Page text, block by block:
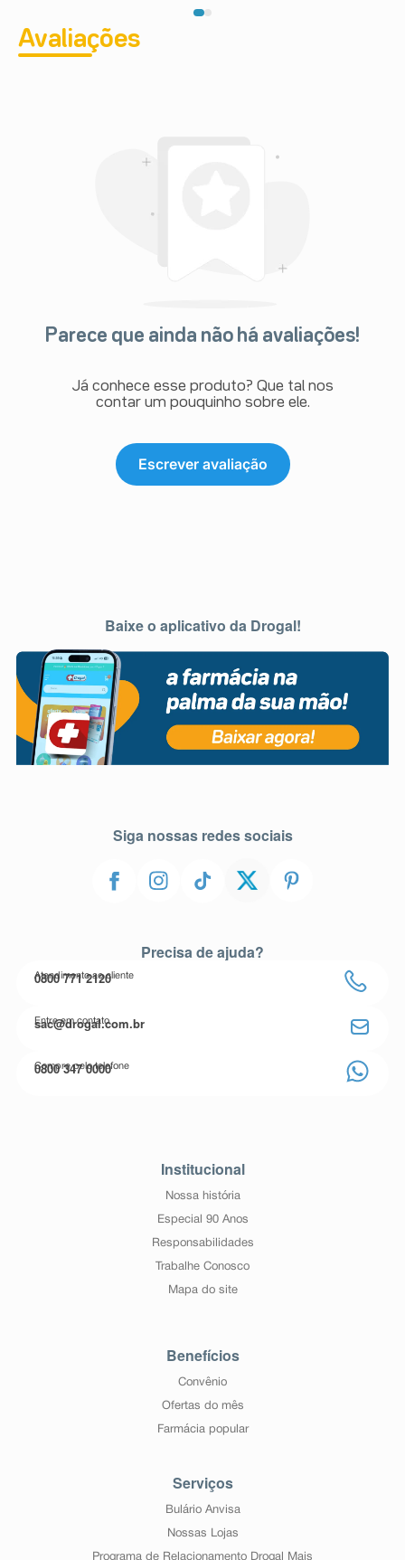
Avaliações
Parece que ainda não há avaliações!
Já conhece esse produto? Que tal nos
contar um pouquinho sobre ele.
Escrever avaliação
Baixe o aplicativo da Drogal!
Siga nossas redes sociais
Precisa de ajuda?
Atendimento ao cliente
0800 771 2120
Entre em contato
sac@drogal.com.br
Compre pelo telefone
0800 347 0000
Institucional
Nossa história
Especial 90 Anos
Responsabilidades
Trabalhe Conosco
Mapa do site
Benefícios
Convênio
Ofertas do mês
Farmácia popular
Serviços
Bulário Anvisa
Nossas Lojas
Programa de Relacionamento Drogal Mais